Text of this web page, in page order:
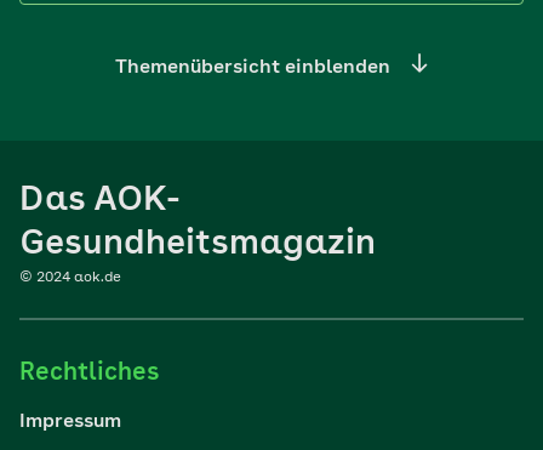
Themenübersicht einblenden
Sport
Reisen
Das AOK-
Gesundheitsmagazin
© 2024 aok.de
Rechtliches
Impressum